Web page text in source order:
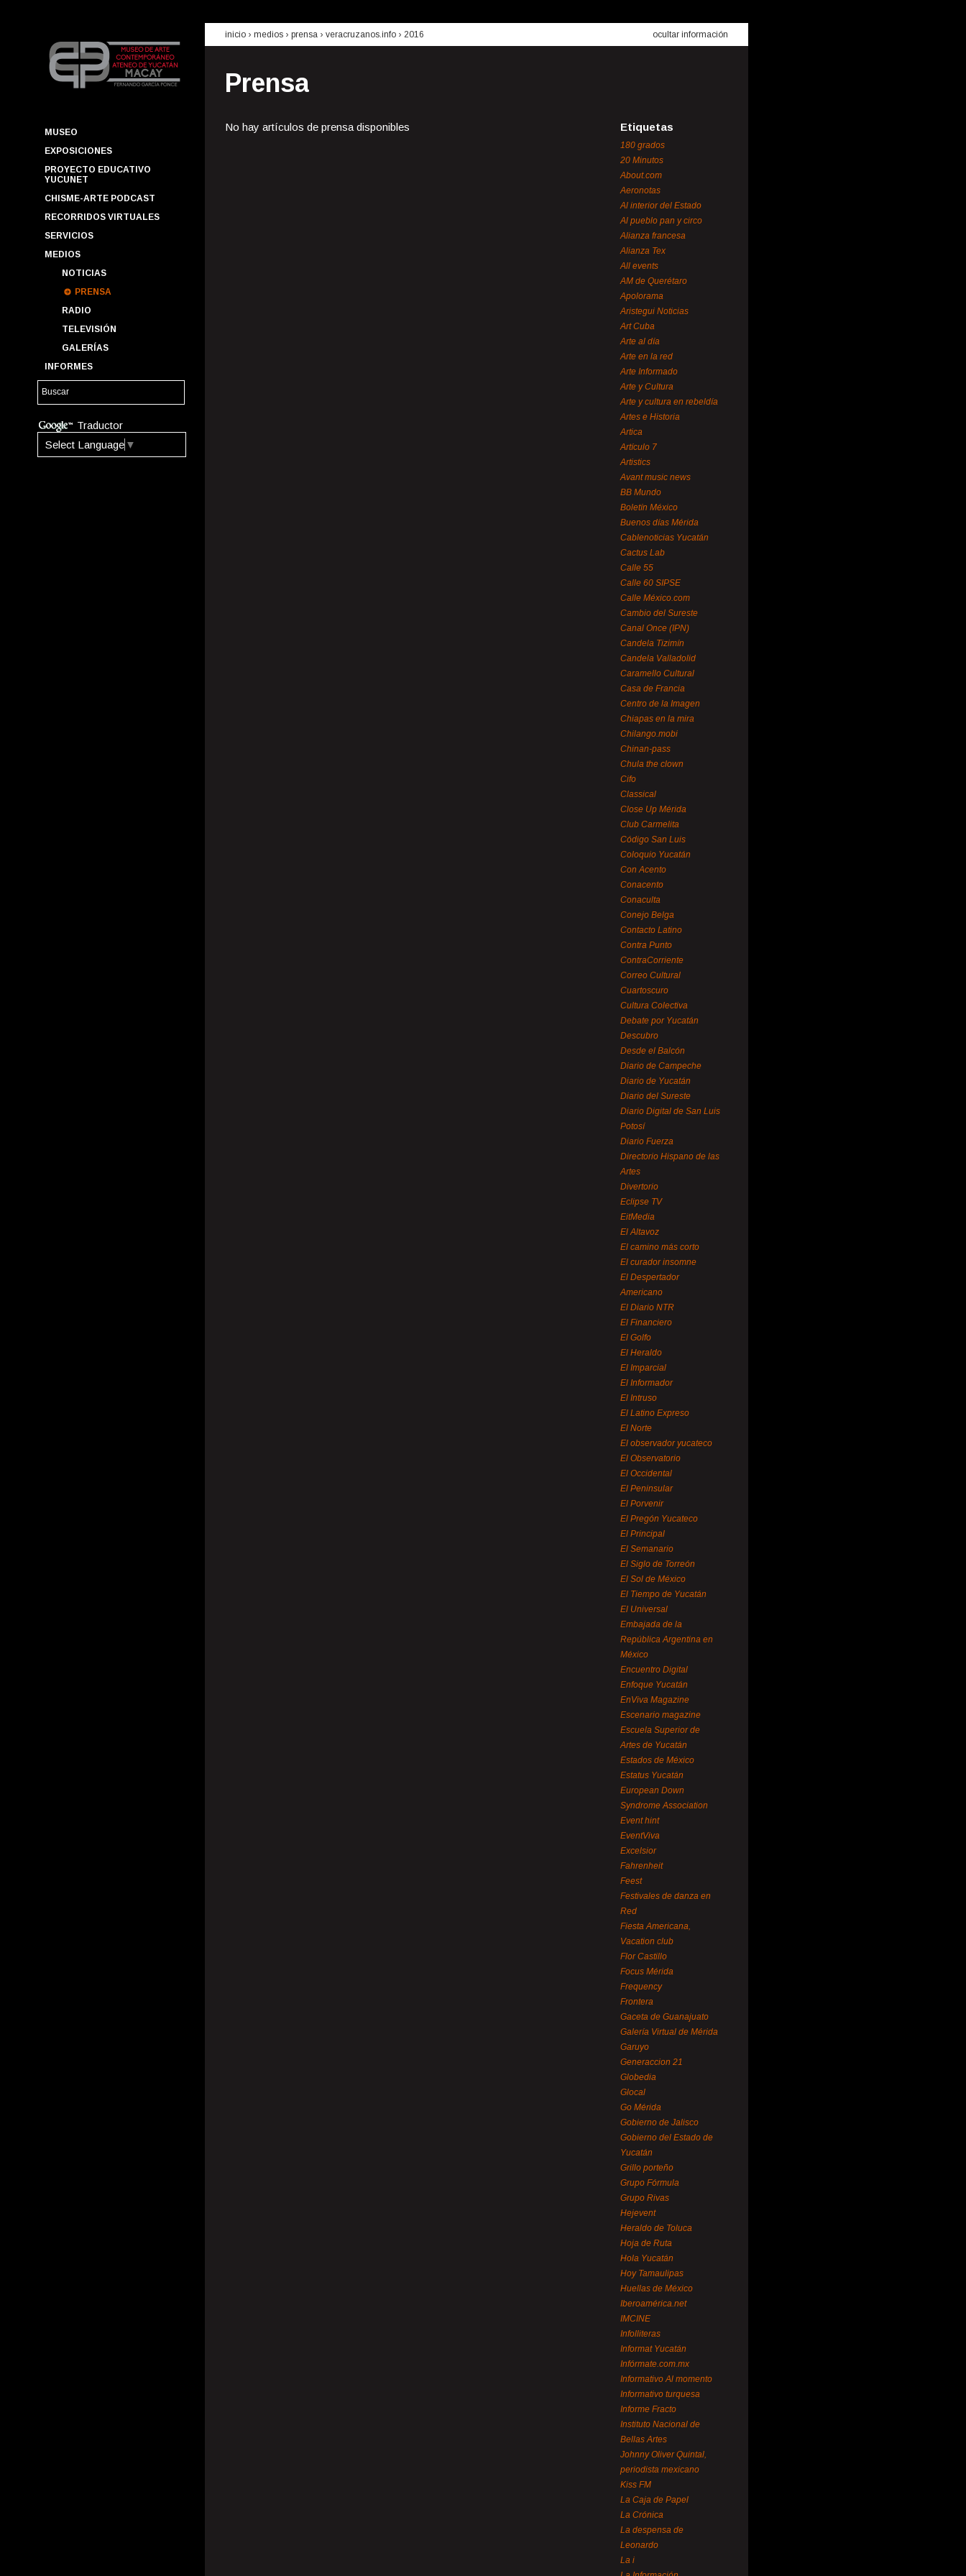
MUSEO
EXPOSICIONES
PROYECTO EDUCATIVO
YUCUNET
CHISME-ARTE PODCAST
RECORRIDOS VIRTUALES
SERVICIOS
MEDIOS
NOTICIAS
PRENSA
RADIO
TELEVISIÓN
GALERÍAS
INFORMES
Traductor
Select Language ▼
inicio › medios › prensa › veracruzanos.info › 2016 ocultar información
Prensa
No hay artículos de prensa disponibles Etiquetas
180 grados
20 Minutos
About.com
Aeronotas
Al interior del Estado
Al pueblo pan y circo
Alianza francesa
Alianza Tex
All events
AM de Querétaro
Apolorama
Aristegui Noticias
Art Cuba
Arte al día
Arte en la red
Arte Informado
Arte y Cultura
Arte y cultura en rebeldía
Artes e Historia
Artica
Artículo 7
Artistics
Avant music news
BB Mundo
Boletín México
Buenos días Mérida
Cablenoticias Yucatán
Cactus Lab
Calle 55
Calle 60 SIPSE
Calle México.com
Cambio del Sureste
Canal Once (IPN)
Candela Tizimín
Candela Valladolid
Caramello Cultural
Casa de Francia
Centro de la Imagen
Chiapas en la mira
Chilango.mobi
Chinan-pass
Chula the clown
Cifo
Classical
Close Up Mérida
Club Carmelita
Código San Luis
Coloquio Yucatán
Con Acento
Conacento
Conaculta
Conejo Belga
Contacto Latino
Contra Punto
ContraCorriente
Correo Cultural
Cuartoscuro
Cultura Colectiva
Debate por Yucatán
Descubro
Desde el Balcón
Diario de Campeche
Diario de Yucatán
Diario del Sureste
Diario Digital de San Luis
Potosí
Diario Fuerza
Directorio Hispano de las
Artes
Divertorio
Eclipse TV
EitMedia
El Altavoz
El camino más corto
El curador insomne
El Despertador
Americano
El Diario NTR
El Financiero
El Golfo
El Heraldo
El Imparcial
El Informador
El Intruso
El Latino Expreso
El Norte
El observador yucateco
El Observatorio
El Occidental
El Peninsular
El Porvenir
El Pregón Yucateco
El Principal
El Semanario
El Siglo de Torreón
El Sol de México
El Tiempo de Yucatán
El Universal
Embajada de la
República Argentina en
México
Encuentro Digital
Enfoque Yucatán
EnViva Magazine
Escenario magazine
Escuela Superior de
Artes de Yucatán
Estados de México
Estatus Yucatán
European Down
Syndrome Association
Event hint
EventViva
Excelsior
Fahrenheit
Feest
Festivales de danza en
Red
Fiesta Americana,
Vacation club
Flor Castillo
Focus Mérida
Frequency
Frontera
Gaceta de Guanajuato
Galería Virtual de Mérida
Garuyo
Generaccion 21
Globedia
Glocal
Go Mérida
Gobierno de Jalisco
Gobierno del Estado de
Yucatán
Grillo porteño
Grupo Fórmula
Grupo Rivas
Hejevent
Heraldo de Toluca
Hoja de Ruta
Hola Yucatán
Hoy Tamaulipas
Huellas de México
Iberoamérica.net
IMCINE
Infolliteras
Informat Yucatán
Infórmate.com.mx
Informativo Al momento
Informativo turquesa
Informe Fracto
Instituto Nacional de
Bellas Artes
Johnny Oliver Quintal,
periodista mexicano
Kiss FM
La Caja de Papel
La Crónica
La despensa de
Leonardo
La i